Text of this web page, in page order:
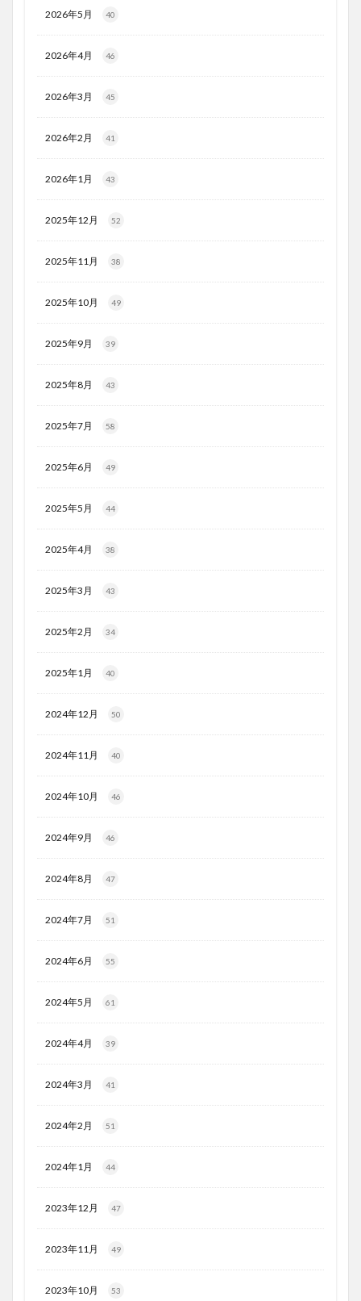
2026年5月 40
2026年4月 46
2026年3月 45
2026年2月 41
2026年1月 43
2025年12月 52
2025年11月 38
2025年10月 49
2025年9月 39
2025年8月 43
2025年7月 58
2025年6月 49
2025年5月 44
2025年4月 38
2025年3月 43
2025年2月 34
2025年1月 40
2024年12月 50
2024年11月 40
2024年10月 46
2024年9月 46
2024年8月 47
2024年7月 51
2024年6月 55
2024年5月 61
2024年4月 39
2024年3月 41
2024年2月 51
2024年1月 44
2023年12月 47
2023年11月 49
2023年10月 53